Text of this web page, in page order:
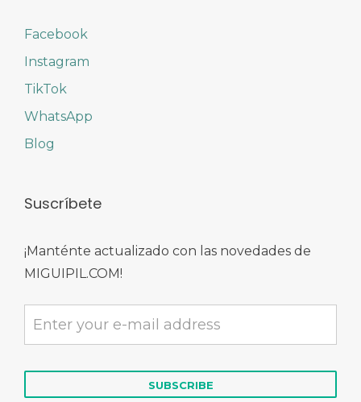
Facebook
Instagram
TikTok
WhatsApp
Blog
Suscríbete
¡Manténte actualizado con las novedades de
MIGUIPIL.COM!